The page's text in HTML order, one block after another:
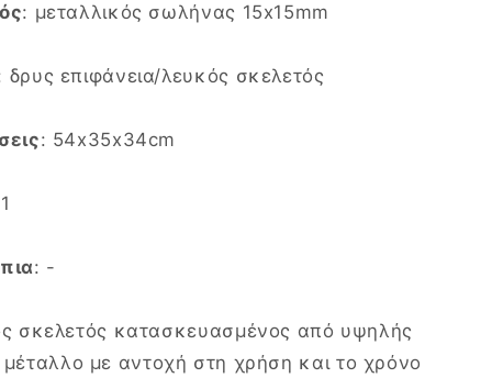
: μεταλλικός σωλήνας 15x15mm
δρυς επιφάνεια/λευκός σκελετός
: 54x35x34cm
: -
σκελετός κατασκευασμένος από υψηλής
μέταλλο με αντοχή στη χρήση και το χρόνο